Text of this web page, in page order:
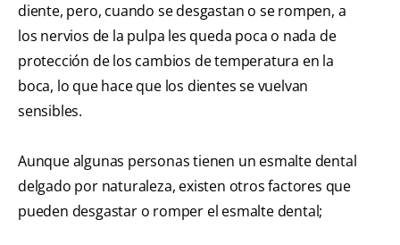
diente, pero, cuando se desgastan o se rompen, a
los nervios de la pulpa les queda poca o nada de
protección de los cambios de temperatura en la
boca, lo que hace que los dientes se vuelvan
sensibles.
Aunque algunas personas tienen un esmalte dental
delgado por naturaleza, existen otros factores que
pueden desgastar o romper el esmalte dental;